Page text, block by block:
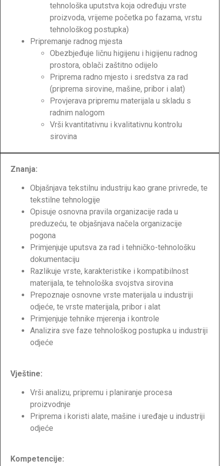
tehnološka uputstva koja određuju vrste
proizvoda, vrijeme početka po fazama, vrstu
tehnološkog postupka)
Pripremanje radnog mjesta
Obezbjeđuje ličnu higijenu i higijenu radnog
prostora, oblači zaštitno odijelo
Priprema radno mjesto i sredstva za rad
(priprema sirovine, mašine, pribor i alat)
Provjerava pripremu materijala u skladu s
radnim nalogom
Vrši kvantitativnu i kvalitativnu kontrolu
sirovina
Znanja:
Objašnjava tekstilnu industriju kao grane privrede, te
tekstilne tehnologije
Opisuje osnovna pravila organizacije rada u
preduzeću, te objašnjava načela organizacije
pogona
Primjenjuje uputsva za rad i tehničko-tehnološku
dokumentaciju
Razlikuje vrste, karakteristike i kompatibilnost
materijala, te tehnološka svojstva sirovina
Prepoznaje osnovne vrste materijala u industriji
odjeće, te vrste materijala, pribor i alat
Primjenjuje tehnike mjerenja i kontrole
Analizira sve faze tehnološkog postupka u industriji
odjeće
Vještine:
Vrši analizu, pripremu i planiranje procesa
proizvodnje
Priprema i koristi alate, mašine i uređaje u industriji
odjeće
Kompetencije: